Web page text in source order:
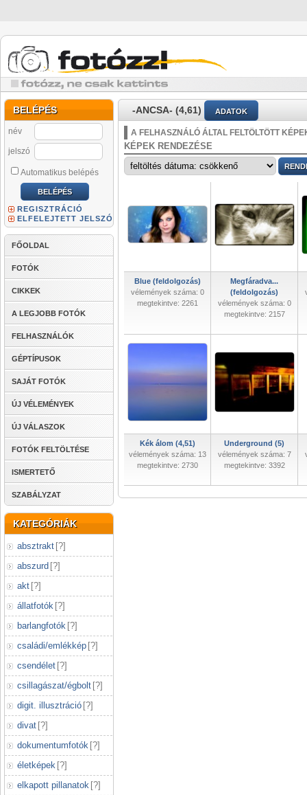
BELÉPÉS
név
jelszó
Automatikus belépés
REGISZTRÁCIÓ
ELFELEJTETT JELSZÓ
FŐOLDAL
FOTÓK
CIKKEK
A LEGJOBB FOTÓK
FELHASZNÁLÓK
GÉPTÍPUSOK
SAJÁT FOTÓK
ÚJ VÉLEMÉNYEK
ÚJ VÁLASZOK
FOTÓK FELTÖLTÉSE
ISMERTETŐ
SZABÁLYZAT
KATEGÓRIÁK
absztrakt [?]
abszurd [?]
akt [?]
állatfotók [?]
barlangfotók [?]
családi/emlékkép [?]
csendélet [?]
csillagászat/égbolt [?]
digit. illusztráció [?]
divat [?]
dokumentumfotók [?]
életképek [?]
elkapott pillanatok [?]
-ANCSA- (4,61) ADATOK
A FELHASZNÁLÓ ÁLTAL FELTÖLTÖTT
KÉPEK RENDEZÉSE
Blue (feldolgozás)
vélemények száma: 0
megtekintve: 2261
Megfáradva...
(feldolgozás)
vélemények száma: 0
megtekintve: 2157
Kék álom (4,51)
vélemények száma: 13
megtekintve: 2730
Underground (5)
vélemények száma: 7
megtekintve: 3392